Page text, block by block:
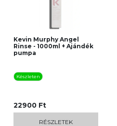
Kevin Murphy Angel
Rinse - 1000ml + Ajándék
pumpa
Készleten
22900 Ft
RÉSZLETEK